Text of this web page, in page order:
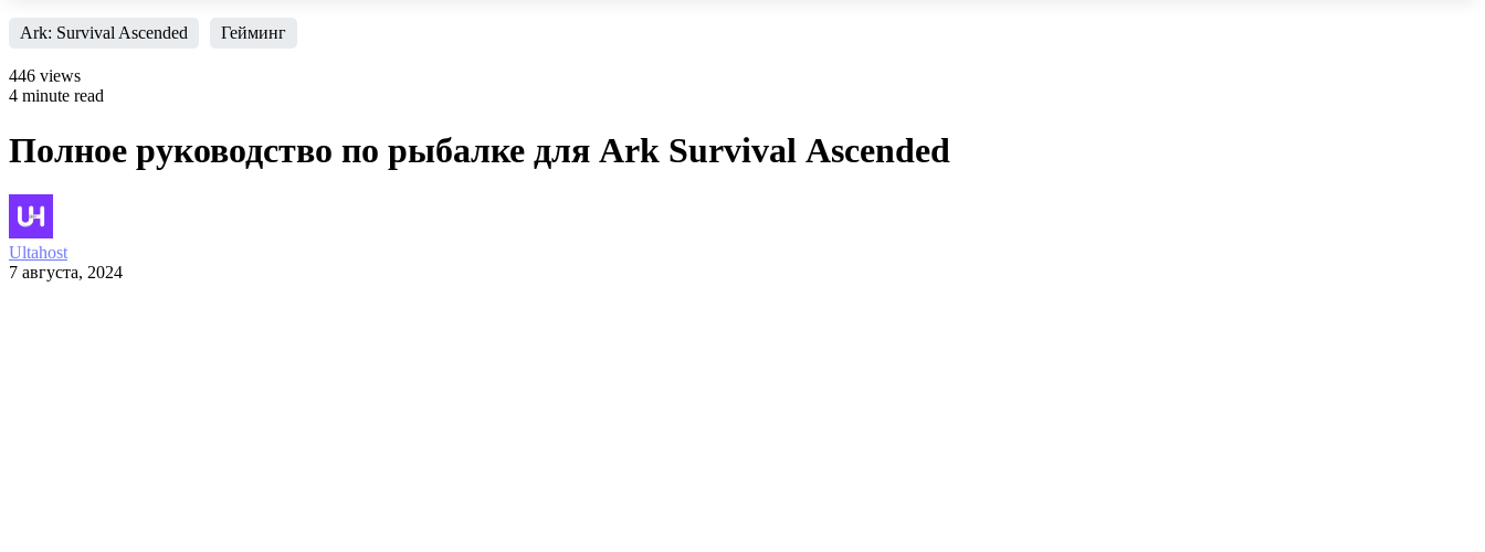
Ark: Survival Ascended Гейминг
446 views
4 minute read
Полное руководство по рыбалке для Ark Survival Ascended
Ultahost
7 августа, 2024